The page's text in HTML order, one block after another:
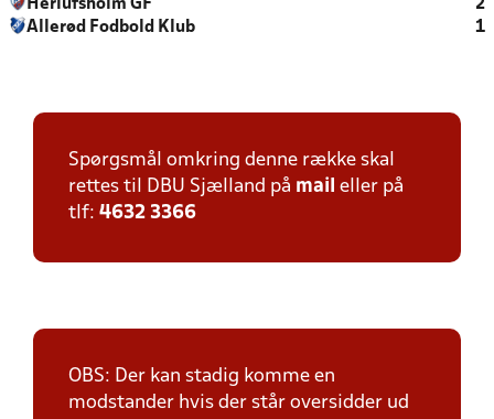
Herlufsholm GF
2
Allerød Fodbold Klub
1
Spørgsmål omkring denne række skal
rettes til DBU Sjælland på mail eller på
tlf: 4632 3366
OBS: Der kan stadig komme en
modstander hvis der står oversidder ud